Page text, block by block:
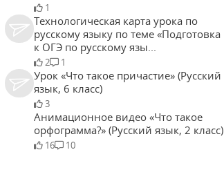
1
Технологическая карта урока по
русскому языку по теме «Подготовка
к ОГЭ по русскому язы...
2 1
Урок «Что такое причастие» (Русский
язык, 6 класс)
3
Анимационное видео «Что такое
орфограмма?» (Русский язык, 2 класс)
16 10